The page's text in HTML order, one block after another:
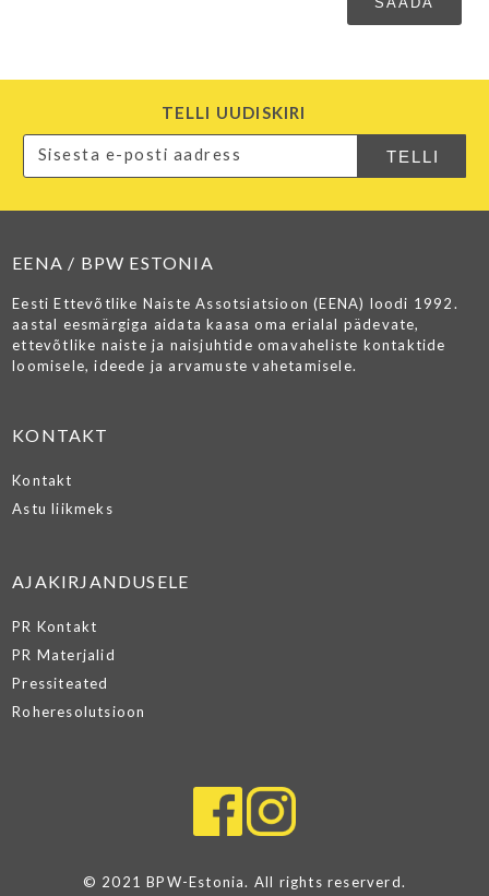
TELLI UUDISKIRI
EENA / BPW ESTONIA
Eesti Ettevõtlike Naiste Assotsiatsioon (EENA) loodi 1992.
aastal eesmärgiga aidata kaasa oma erialal pädevate,
ettevõtlike naiste ja naisjuhtide omavaheliste kontaktide
loomisele, ideede ja arvamuste vahetamisele.
KONTAKT
Kontakt
Astu liikmeks
AJAKIRJANDUSELE
PR Kontakt
PR Materjalid
Pressiteated
Roheresolutsioon
© 2021 BPW-Estonia. All rights reserverd.